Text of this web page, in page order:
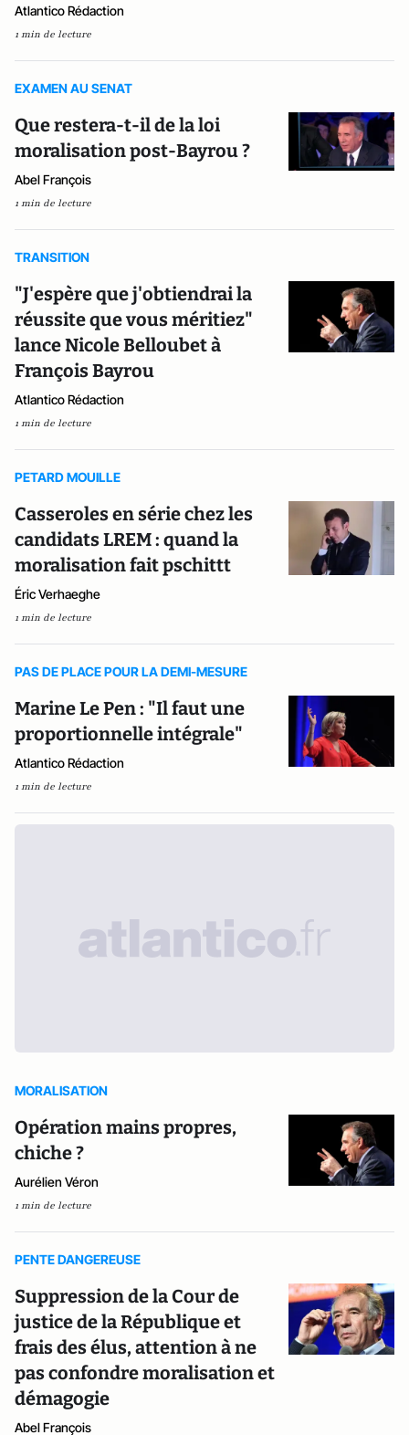
Atlantico Rédaction
1 min de lecture
EXAMEN AU SENAT
Que restera-t-il de la loi
moralisation post-Bayrou ?
Abel François
1 min de lecture
TRANSITION
"J'espère que j'obtiendrai la
réussite que vous méritiez"
lance Nicole Belloubet à
François Bayrou
Atlantico Rédaction
1 min de lecture
PETARD MOUILLE
Casseroles en série chez les
candidats LREM : quand la
moralisation fait pschittt
Éric Verhaeghe
1 min de lecture
PAS DE PLACE POUR LA DEMI-MESURE
Marine Le Pen : "Il faut une
proportionnelle intégrale"
Atlantico Rédaction
1 min de lecture
MORALISATION
Opération mains propres,
chiche ?
Aurélien Véron
1 min de lecture
PENTE DANGEREUSE
Suppression de la Cour de
justice de la République et
frais des élus, attention à ne
pas confondre moralisation et
démagogie
Abel François